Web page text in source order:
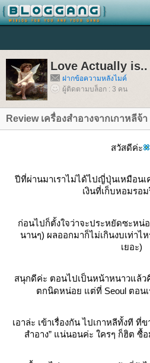
Love Actually is..
ฝากข้อความหลังไมค์
ผู้ติดตามบล็อก : 3 คน
Review เครื่องสำอางจากเกาหลีจ้า
สวัสดีค่ะ
ปีที่ผ่านมาเราไม่ได้ไปญี่ปุ่นเหมือน
เงินที่เก็บหอมรอ
ก่อนไปก็ตั้งใจว่าจะประหยัดซะหน่
นานๆ) ผลออกมาก็ไม่เกินงบเท่าไ
เยอะ)
สนุกดีค่ะ ตอนไปเป็นหน้าหนาวแล้ว
ตกนิดหน่อย แต่ที่ Seoul ตอน
เอาล่ะ เข้าเรื่องกัน ไปเกาหลีทั้งที ที่
สำอาง” แน่นอนค่ะ ใครๆ ก็ฮิต ซื้